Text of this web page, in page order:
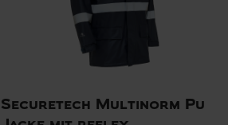
Securetech Multinorm Pu